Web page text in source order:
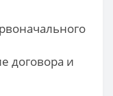
договора и